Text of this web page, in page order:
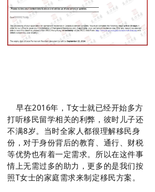
早在2016年，T女士就已经开始多方
打听移民留学相关的利弊，彼时儿子还
不满8岁。当时全家人都很理解移民身
份，对于身份背后的教育、通行、财税
等优势也有着一定需求。所以在这件事
情上无需过多的助力，更多的是我们按
照T女士的家庭需求来制定移民方案。